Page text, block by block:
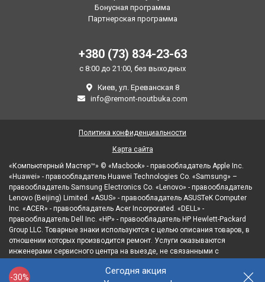
-30%
Сегодня акция
Бонусная программа
Партнерская программа
+380 (73) 834-23-63
с 8:00 до 21:00, без выходных
Киев, ул. Ереванская 8
info@remont-noutbuka.com
«Компьютерный Мастер™» © «Macbook» - правообладатель Apple Inc.
«Huawei» - правообладатель Huawei Technologies Co. «Samsung» –
правообладатель Samsung Electronics Co. «Lenovo» - правообладатель
Lenovo (Beijing) Limited. «ASUS» - правообладатель ASUSTeK Computer
Inc. «ACER» - правообладатель Acer Incorporated. «DELL» -
правообладатель Dell Inc. «HP» - правообладатель HP Hewlett-Packard
Group LLC. Товарные знаки используются с целью описания товаров, в
отношении которых производится ремонт. Услуги оказываются
инженерами сервисного центра на выезде, не связанными с
представителями в отношении товаров, которые уже были введены в
Политика конфиденциальности
Карта сайта